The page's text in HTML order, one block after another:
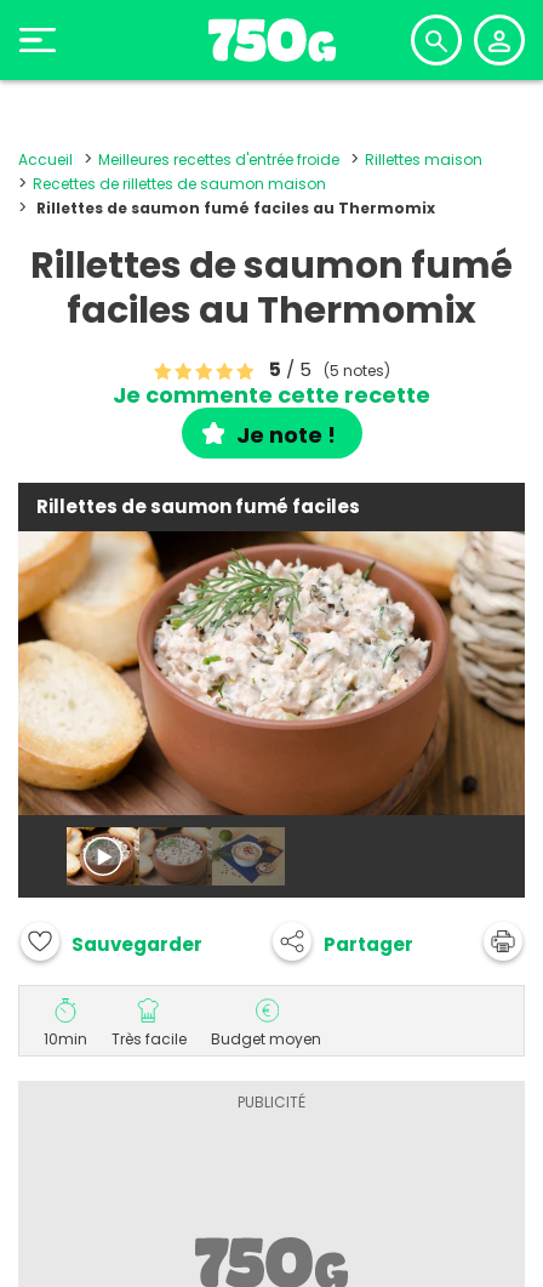
Accueil Meilleures recettes d'entrée froide
Rillettes maison
Recettes de rillettes de saumon maison
Rillettes de saumon fumé faciles au Thermomix
Rillettes de saumon fumé
faciles au Thermomix
5 / 5 (5 notes)
Je commente cette recette
Je note !
Rillettes de saumon fumé faciles
Sauvegarder Partager
10min Très facile Budget moyen